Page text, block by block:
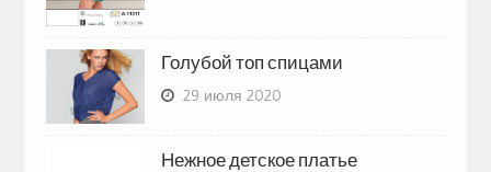
Голубой топ спицами
29 июля 2020
Нежное детское платье